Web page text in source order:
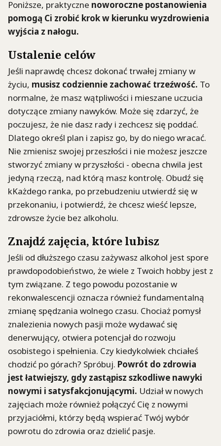
Poniższe, praktyczne noworoczne postanowienia
pomogą Ci zrobić krok w kierunku wyzdrowienia
wyjścia z nałogu.
Ustalenie celów
Jeśli naprawdę chcesz dokonać trwałej zmiany w
życiu, musisz codziennie zachować trzeźwość. To
normalne, że masz wątpliwości i mieszane uczucia
dotyczące zmiany nawyków. Może się zdarzyć, że
poczujesz, że nie dasz rady i zechcesz się poddać.
Dlatego określ plan i zapisz go, by do niego wracać.
Nie zmienisz swojej przeszłości i nie możesz jeszcze
stworzyć zmiany w przyszłości - obecna chwila jest
jedyną rzeczą, nad którą masz kontrolę. Obudź się
kKażdego ranka, po przebudzeniu utwierdź się w
przekonaniu, i potwierdź, że chcesz wieść lepsze,
zdrowsze życie bez alkoholu.
Znajdź zajęcia, które lubisz
Jeśli od dłuższego czasu zażywasz alkohol jest spore
prawdopodobieństwo, że wiele z Twoich hobby jest z
tym związane. Z tego powodu pozostanie w
rekonwalescencji oznacza również fundamentalną
zmianę spędzania wolnego czasu. Chociaż pomysł
znalezienia nowych pasji może wydawać się
denerwujący, otwiera potencjał do rozwoju
osobistego i spełnienia. Czy kiedykolwiek chciałeś
chodzić po górach? Spróbuj. Powrót do zdrowia
jest łatwiejszy, gdy zastąpisz szkodliwe nawyki
nowymi i satysfakcjonującymi. Udział w nowych
zajęciach może również połączyć Cię z nowymi
przyjaciółmi, którzy będą wspierać Twój wybór
powrotu do zdrowia oraz dzielić pasje.